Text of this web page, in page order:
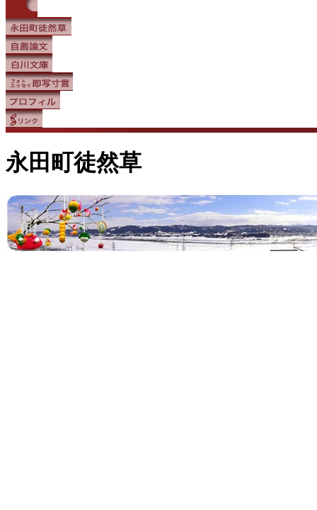
永田町徒然草